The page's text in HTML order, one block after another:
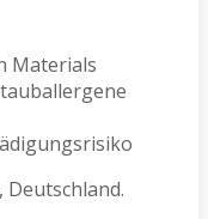
Materials